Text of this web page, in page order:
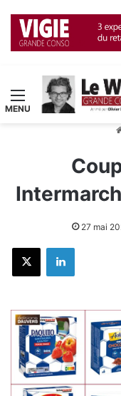
Menu
27 mai
X Linkedin